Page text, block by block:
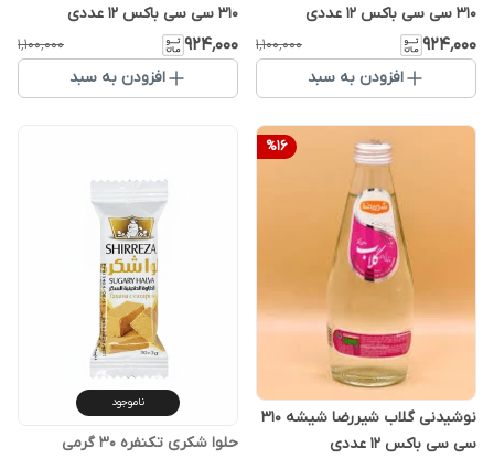
310 سی سی باکس 12 عددی
۹۲۴٬۰۰۰ ۱٬۱۰۰٬۰۰۰
افزودن به سبد
310 سی سی باکس 12 عددی
۹۲۴٬۰۰۰ ۱٬۱۰۰٬۰۰۰
افزودن به سبد
%16
نوشیدنی گلاب شیررضا شیشه 310
سی سی باکس 12 عددی
ناموجود
حلوا شکری تکنفره 30 گرمی